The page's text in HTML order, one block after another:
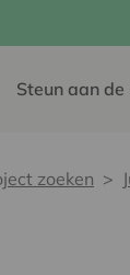
Steun aan
zoeken